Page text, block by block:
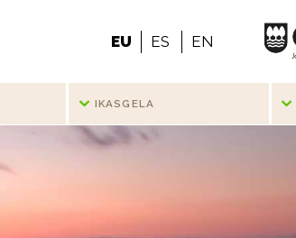
EU ES EN
IKASGELA